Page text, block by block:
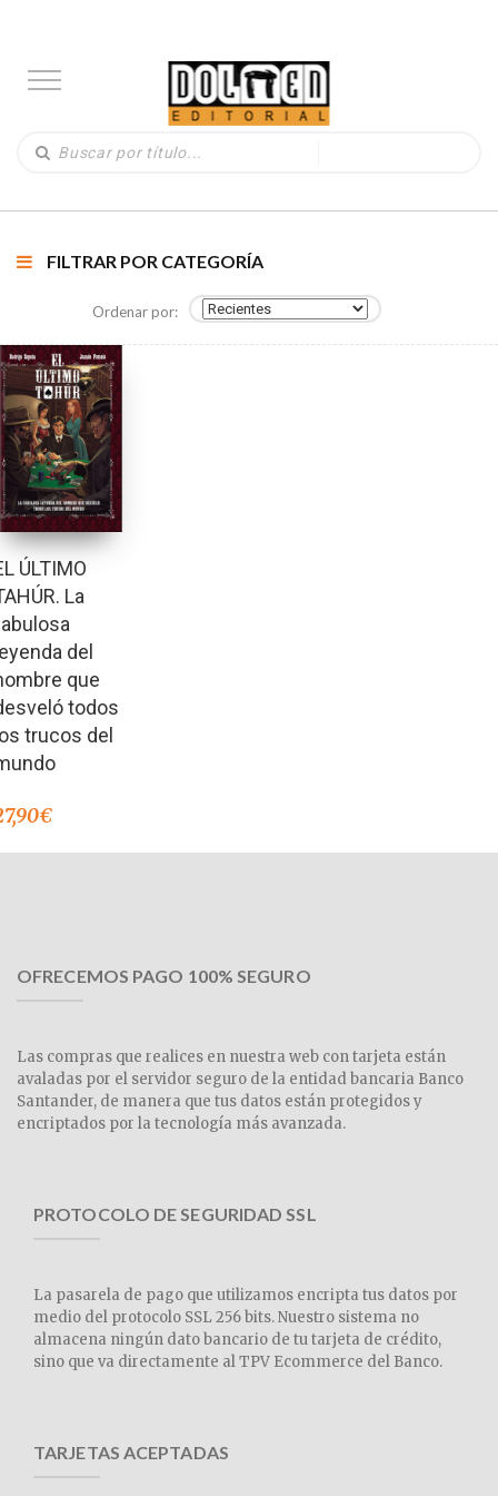
FILTRAR POR CATEGORÍA
Ordenar por:
ÚLTIMO
La
del
que
todos
trucos del
€
OFRECEMOS PAGO 100% SEGURO
Las compras que realices en nuestra web con tarjeta están
avaladas por el servidor seguro de la entidad bancaria Banco
Santander, de manera que tus datos están protegidos y
encriptados por la tecnología más avanzada.
PROTOCOLO DE SEGURIDAD SSL
La pasarela de pago que utilizamos encripta tus datos por
medio del protocolo SSL 256 bits. Nuestro sistema no
almacena ningún dato bancario de tu tarjeta de crédito,
sino que va directamente al TPV Ecommerce del Banco.
TARJETAS ACEPTADAS